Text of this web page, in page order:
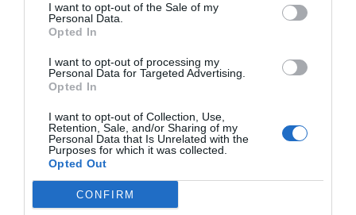
I want to opt-out of the Sale of my
Personal Data.
Opted In
I want to opt-out of processing my
Personal Data for Targeted Advertising.
Opted In
I want to opt-out of Collection, Use,
Retention, Sale, and/or Sharing of my
Personal Data that Is Unrelated with the
Purposes for which it was collected.
Opted Out
CONFIRM
2Playbook Club